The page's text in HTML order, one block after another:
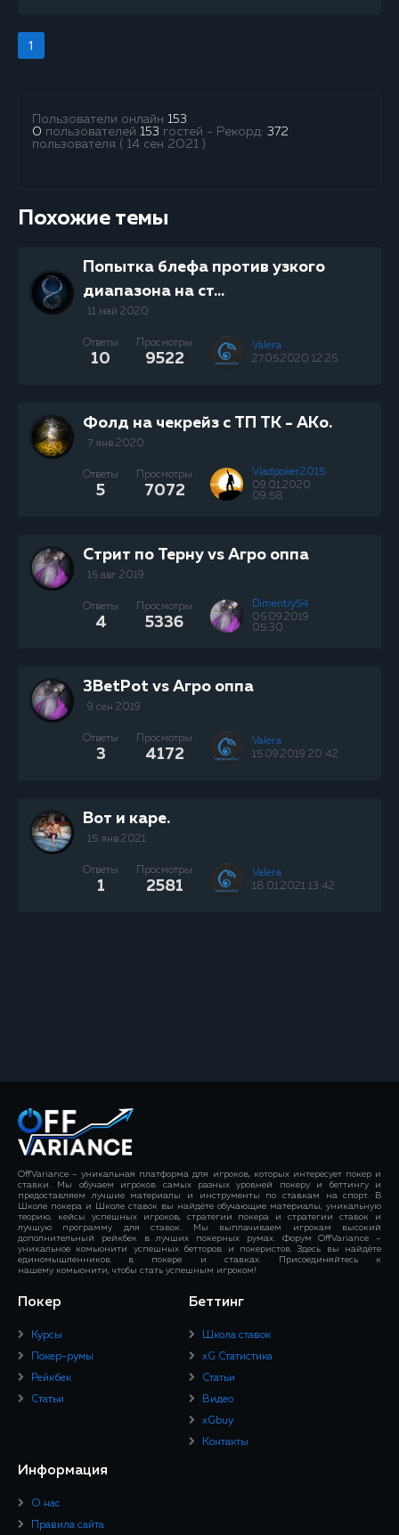
1
Пользователи онлайн 153
0 пользователей 153 гостей - Рекорд: 372
пользователя ( 14 сен 2021 )
Похожие темы
Попытка блефа против узкого
диапазона на ст...
11 май 2020
Ответы
10
Просмотры
9522
Valera
27.05.2020 12:26
Фолд на чекрейз с ТП ТК - АКo.
7 янв 2020
Ответы
5
Просмотры
7072
Vladpoker2015
09.01.2020
09:58
Стрит по Терну vs Агро оппа
16 авг 2019
Ответы
4
Просмотры
5336
Dimentiy54
06.09.2019
05:30
3BetPot vs Агро оппа
9 сен 2019
Ответы
3
Просмотры
4172
Valera
15.09.2019 20:42
Вот и каре.
15 янв 2021
Ответы
1
Просмотры
2581
Valera
18.01.2021 13:42
OffVariance – уникальная платформа для игроков, которых интересует покер и
ставки. Мы обучаем игроков самых разных уровней покеру и беттингу и
предоставляем лучшие материалы и инструменты по ставкам на спорт. В
Школе покера и Школе ставок вы найдёте обучающие материалы, уникальную
теорию, кейсы успешных игроков, стратегии покера и стратегии ставок и
лучшую программу для ставок. Мы выплачиваем игрокам высокий
дополнительный рейкбек в лучших покерных румах. Форум OffVariance –
уникальное комьюнити успешных бетторов и покеристов. Здесь вы найдёте
единомышленников в покере и ставках. Присоединяйтесь к
нашему комьюнити, чтобы стать успешным игроком!
Покер
Курсы
Покер-румы
Рейкбек
Статьи
Беттинг
Школа ставок
xG Статистика
Статьи
Видео
xGbuy
Контакты
Информация
О нас
Правила сайта